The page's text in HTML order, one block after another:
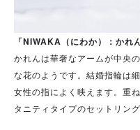
「NIWAKA（にわか）：かれ
かれんは華奢なアームが中央
な花のようです。結婚指輪は
女性の指によく映えます。重
タニティタイプのセットリング